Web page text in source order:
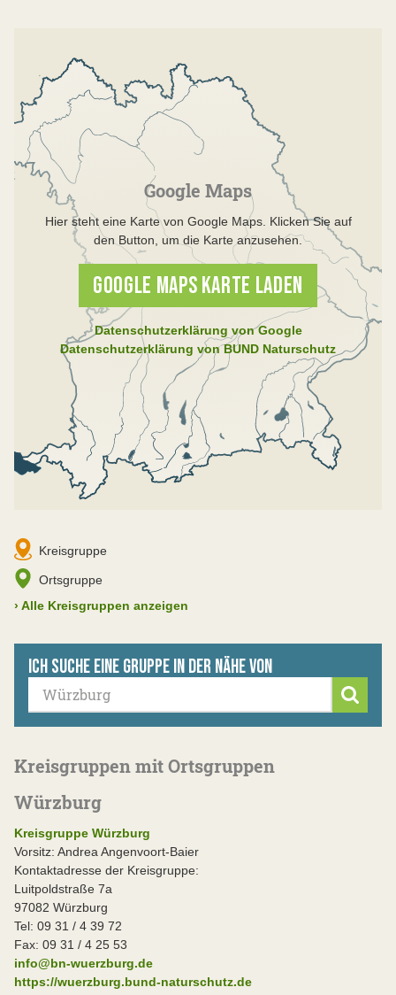
Google Maps
Hier steht eine Karte von Google Maps. Klicken Sie auf
den Button, um die Karte anzusehen.
GOOGLE MAPS KARTE LADEN
Datenschutzerklärung von Google
Datenschutzerklärung von BUND Naturschutz
Kreisgruppe
Ortsgruppe
› Alle Kreisgruppen anzeigen
Ich suche eine Gruppe in der Nähe von
Kreisgruppen mit Ortsgruppen
Würzburg
Kreisgruppe Würzburg
Vorsitz: Andrea Angenvoort-Baier
Kontaktadresse der Kreisgruppe:
Luitpoldstraße 7a
97082 Würzburg
Tel: 09 31 / 4 39 72
Fax: 09 31 / 4 25 53
info@bn-wuerzburg.de
https://wuerzburg.bund-naturschutz.de